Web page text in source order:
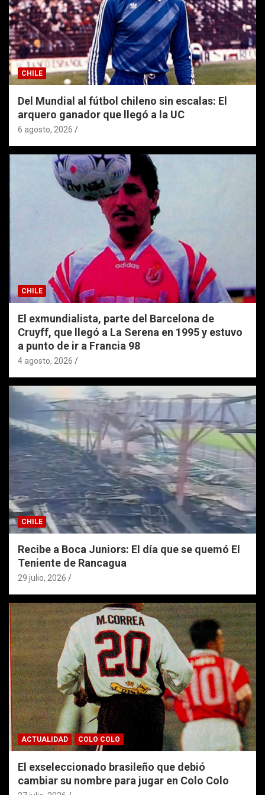
CHILE
Del Mundial al fútbol chileno sin escalas: El
arquero ganador que llegó a la UC
6 agosto, 2026
CHILE
El exmundialista, parte del Barcelona de
Cruyff, que llegó a La Serena en 1995 y estuvo
a punto de ir a Francia 98
4 agosto, 2026
CHILE
Recibe a Boca Juniors: El día que se quemó El
Teniente de Rancagua
29 julio, 2026
ACTUALIDAD COLO COLO
El exseleccionado brasileño que debió
cambiar su nombre para jugar en Colo Colo